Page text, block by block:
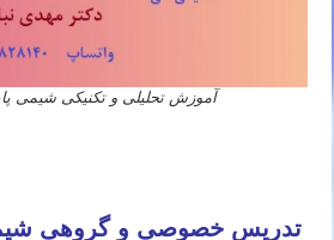
آموزش تحلیلی و تکنیکی شیمی
تدریس خصوصی و گروهی